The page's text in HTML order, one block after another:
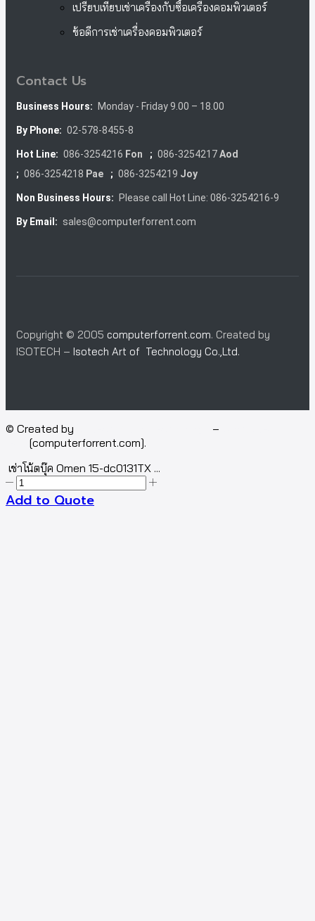
เปรียบเทียบเช่าเครื่องกับซื้อเครื่องคอมพิวเตอร์
ข้อดีการเช่าเครื่องคอมพิวเตอร์
Contact Us
Business Hours: Monday - Friday 9.00 – 18.00
By Phone: 02-578-8455-8
Hot Line: 086-3254216 Fon ; 086-3254217Aod
; 086-3254218 Pae ; 086-3254219 Joy
Non Business Hours: Please call Hot Line: 086-3254216-9
By Email: sales@computerforrent.com
Copyright © 2005 computerforrent.com. Created by
ISOTECH – Isotech Art of Technology Co.,Ltd.
© Created by –
[computerforrent.com].
เช่าโน้ตบุ๊ค Omen 15-dc0131TX ...
Add to Quote